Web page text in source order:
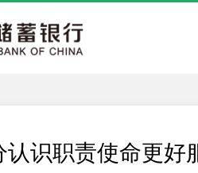
认识职责使命更好